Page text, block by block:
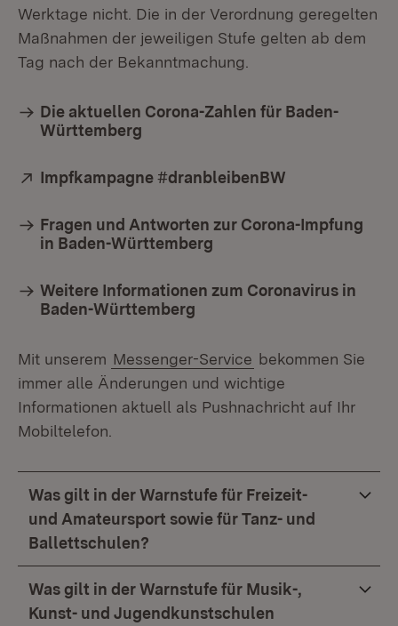
Werktage nicht. Die in der Verordnung geregelten
Maßnahmen der jeweiligen Stufe gelten ab dem
Tag nach der Bekanntmachung.
Die aktuellen Corona-Zahlen für Baden-
Württemberg
Extern:
Impfkampagne #dranbleibenBW
Fragen und Antworten zur Corona-Impfung
in Baden-Württemberg
Weitere Informationen zum Coronavirus in
Baden-Württemberg
Mit unserem Messenger-Service bekommen Sie
immer alle Änderungen und wichtige
Informationen aktuell als Pushnachricht auf Ihr
Mobiltelefon.
Was gilt in der Warnstufe für Freizeit-
und Amateursport sowie für Tanz- und
Ballettschulen?
Was gilt in der Warnstufe für Musik-,
Kunst- und Jugendkunstschulen